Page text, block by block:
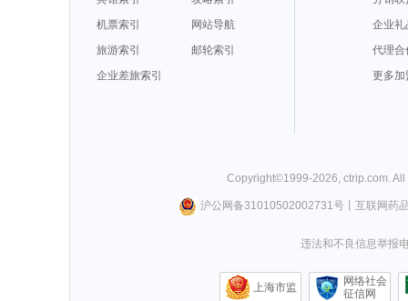
机票索引
网站导航
旅游索引
邮轮索引
企业差旅索引
企业礼
代理合
更多加
Copyright©1999-2026 ctrip.com .
沪公网备31010502002731号丨 互联网药
违法和不良信息举报
上海市监
网络社会
征信网